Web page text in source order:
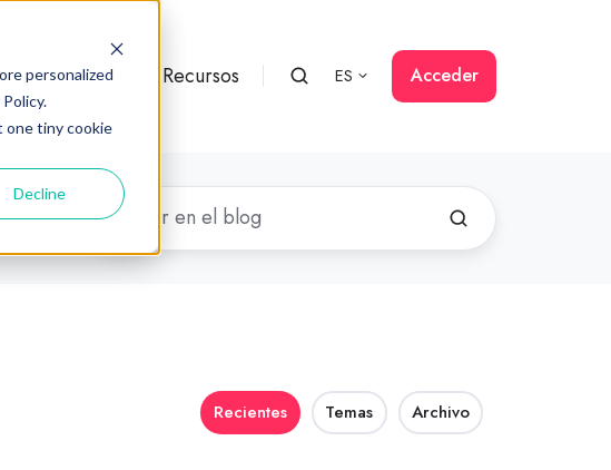
personalized
one tiny cookie
Decline
Partners Recursos ES Acceder
Recientes Temas Archivo